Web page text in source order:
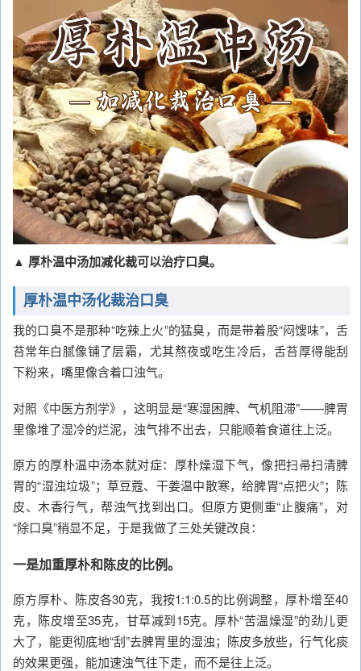
▲ 厚朴温中汤加减化裁可以治疗口臭。
厚朴温中汤化裁治口臭
我的口臭不是那种“吃辣上火”的猛臭，而是带着股“闷馊味”，舌
苔常年白腻像铺了层霜，尤其熬夜或吃生冷后，舌苔厚得能刮
下粉来，嘴里像含着口浊气。
对照《中医方剂学》，这明显是“寒湿困脾、气机阻滞”——脾胃
里像堆了湿冷的烂泥，浊气排不出去，只能顺着食道往上泛。
原方的厚朴温中汤本就对症：厚朴燥湿下气，像把扫帚扫清脾
胃的“湿浊垃圾”；草豆蔻、干姜温中散寒，给脾胃“点把火”；陈
皮、木香行气，帮浊气找到出口。但原方更侧重“止腹痛”，对
“除口臭”稍显不足，于是我做了三处关键改良：
一是加重厚朴和陈皮的比例。
原方厚朴、陈皮各30克，我按1:1:0.5的比例调整，厚朴增至40
克，陈皮增至35克，甘草减到15克。厚朴“苦温燥湿”的劲儿更
大了，能更彻底地“刮”去脾胃里的湿浊；陈皮多放些，行气化痰
的效果更强，能加速浊气往下走，而不是往上泛。